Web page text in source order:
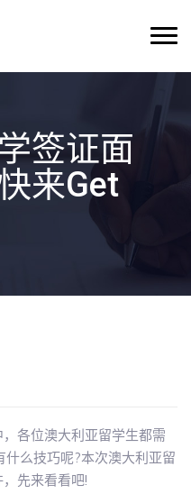
签证面
来get
各位澳大利亚留学生都需
么技巧呢?本次澳大利亚留
先来看看吧!